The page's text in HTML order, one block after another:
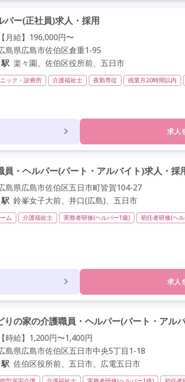
ー(正社員)求人・採用
【月給】196,000円〜
島県広島市佐伯区倉重1-95
楽々園、佐伯区役所前、五日市
ック・診療所 介護福祉士 夜勤専従 残業月20時間以内
求人
・ヘルパー(パート・アルバイト)求人・採
島県広島市佐伯区五日市町皆賀104-27
鈴峯女子大前、井口(広島)、五日市
ム 介護福祉士 実務者研修(ヘルパー1級) 初任者研修(ヘ
求人
の家の介護職員・ヘルパー(パート・アル
【時給】1,200円〜1,400円
島県広島市佐伯区五日市中央5丁目1-18
佐伯区役所前、五日市、広電五日市